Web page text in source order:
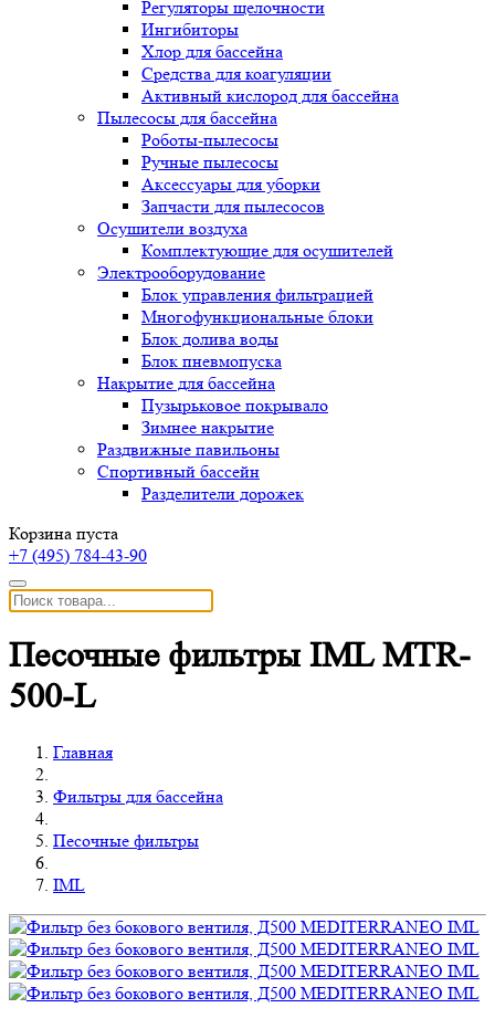
Регуляторы щелочности
Ингибиторы
Хлор для бассейна
Средства для коагуляции
Активный кислород для бассейна
Пылесосы для бассейна
Роботы-пылесосы
Ручные пылесосы
Аксессуары для уборки
Запчасти для пылесосов
Осушители воздуха
Комплектующие для осушителей
Электрооборудование
Блок управления фильтрацией
Многофункциональные блоки
Блок долива воды
Блок пневмопуска
Накрытие для бассейна
Пузырьковое покрывало
Зимнее накрытие
Раздвижные павильоны
Спортивный бассейн
Разделители дорожек
Корзина пуста
+7 (495) 784-43-90
Песочные фильтры IML MTR-
500-L
Главная
Фильтры для бассейна
Песочные фильтры
IML